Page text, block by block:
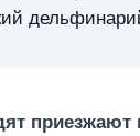
приезжают